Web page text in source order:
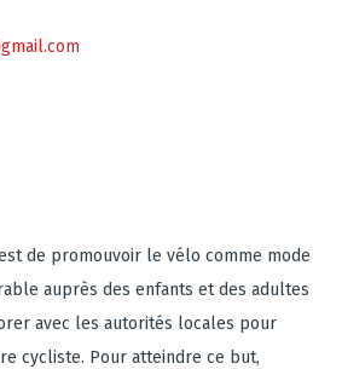
de promouvoir le vélo comme mode
auprès des enfants et des adultes
avec les autorités locales pour
cycliste. Pour atteindre ce but,